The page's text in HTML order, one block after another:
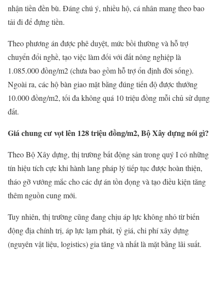
nhận tiền đền bù. Đáng chú ý, nhiều hộ, cá nhân mang theo bao
tải đi để đựng tiền.
Theo phương án được phê duyệt, mức bồi thường và hỗ trợ
chuyển đổi nghề, tạo việc làm đối với đất nông nghiệp là
1.085.000 đồng/m2 (chưa bao gồm hỗ trợ ổn định đời sống).
Ngoài ra, các hộ bàn giao mặt bằng đúng tiến độ được thưởng
10.000 đồng/m2, tối đa không quá 10 triệu đồng mỗi chủ sử dụng
đất.
Giá chung cư vọt lên 128 triệu đồng/m2, Bộ Xây dựng nói gì?
Theo Bộ Xây dựng, thị trường bất động sản trong quý I có những
tín hiệu tích cực khi hành lang pháp lý tiếp tục được hoàn thiện,
tháo gỡ vướng mắc cho các dự án tồn đọng và tạo điều kiện tăng
thêm nguồn cung mới.
Tuy nhiên, thị trường cũng đang chịu áp lực không nhỏ từ biến
động địa chính trị, áp lực lạm phát, tỷ giá, chi phí xây dựng
(nguyên vật liệu, logistics) gia tăng và nhất là mặt bằng lãi suất.